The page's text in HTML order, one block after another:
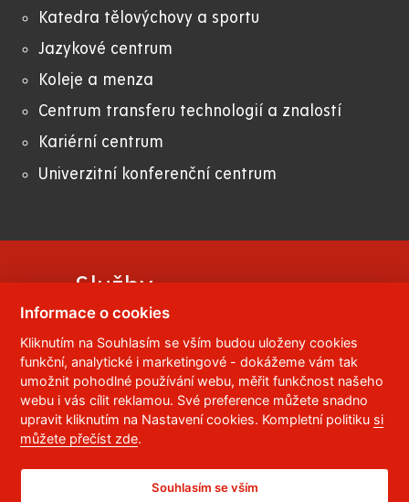
Katedra tělovýchovy a sportu
Jazykové centrum
Koleje a menza
Centrum transferu technologií a znalostí
Kariérní centrum
Univerzitní konferenční centrum
Služby
Ubytování a stravování
Prodej odborné literatury a skript
Knihovna
Kopírovací centrum
Sportovní aktivity
Informace o cookies
Kliknutím na Souhlasím se vším budou uloženy cookies
funkční, analytické i marketingové - dokážeme vám tak
umožnit pohodlné používání webu, měřit funkčnost našeho
webu i vás cílit reklamou. Své preference můžete snadno
upravit kliknutím na Nastavení cookies. Kompletní politiku si
můžete přečíst zde.
Souhlasím se vším